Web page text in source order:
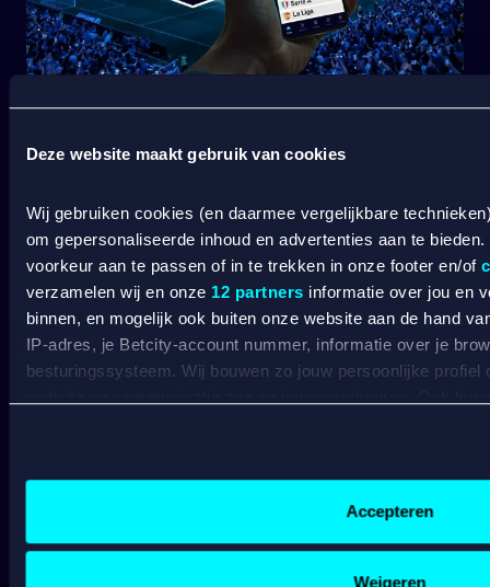
Deze website maakt gebruik van cookies
Wij gebruiken cookies (en daarmee vergelijkbare
om gepersonaliseerde inhoud en advertenties aan te
voorkeur aan te passen of in te trekken in onze footer en/of
verzamelen wij en onze 12 partners informatie over jou en
binnen, en mogelijk ook buiten onze website aan de hand
IP-adres, je Betcity-account nummer, informatie over je
besturingssysteem. Wij bouwen zo jouw persoonlijke profiel
Sociale media functionaliteit.
Accepteren
Weigeren
SPORT WELKOMSTBONUS
BETCITY